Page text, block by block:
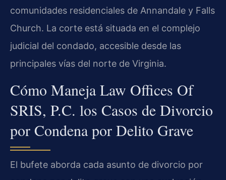
comunidades residenciales de Annandale y Falls
Church. La corte está situada en el complejo
judicial del condado, accesible desde las
principales vías del norte de Virginia.
Cómo Maneja Law Offices Of
SRIS, P.C. los Casos de Divorcio
por Condena por Delito Grave
El bufete aborda cada asunto de divorcio por